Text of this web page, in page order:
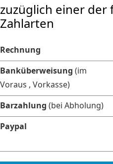
zuzüglich einer der
Zahlarten
Rechnung
Banküberweisung (im
Voraus , Vorkasse)
Barzahlung (bei Abholung)
Paypal